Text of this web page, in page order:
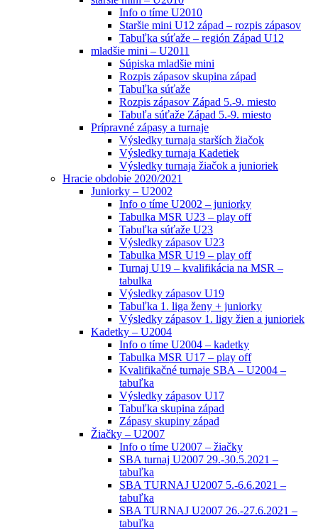
Info o tíme U2010
Staršie mini U12 západ – rozpis zápasov
Tabuľka súťaže – región Západ U12
mladšie mini – U2011
Súpiska mladšie mini
Rozpis zápasov skupina západ
Tabuľka súťaže
Rozpis zápasov Západ 5.-9. miesto
Tabuľa súťaže Západ 5.-9. miesto
Prípravné zápasy a turnaje
Výsledky turnaja starších žiačok
Výsledky turnaja Kadetiek
Výsledky turnaja žiačok a junioriek
Hracie obdobie 2020/2021
Juniorky – U2002
Info o tíme U2002 – juniorky
Tabulka MSR U23 – play off
Tabuľka súťaže U23
Výsledky zápasov U23
Tabulka MSR U19 – play off
Turnaj U19 – kvalifikácia na MSR –
tabulka
Výsledky zápasov U19
Tabuľka 1. liga ženy + juniorky
Výsledky zápasov 1. ligy žien a junioriek
Kadetky – U2004
Info o tíme U2004 – kadetky
Tabulka MSR U17 – play off
Kvalifikačné turnaje SBA – U2004 –
tabuľka
Výsledky zápasov U17
Tabuľka skupina západ
Zápasy skupiny západ
Žiačky – U2007
Info o tíme U2007 – žiačky
SBA turnaj U2007 29.-30.5.2021 –
tabuľka
SBA TURNAJ U2007 5.-6.6.2021 –
tabuľka
SBA TURNAJ U2007 26.-27.6.2021 –
tabuľka